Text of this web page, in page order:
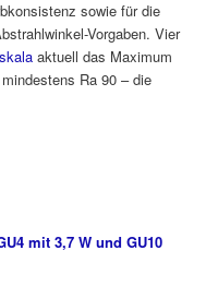
sowie für die
Vorgaben. Vier
aktuell das Maximum
Ra 90 – die
mit 3,7 W und GU10